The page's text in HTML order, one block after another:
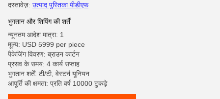
दस्तावेज़: उत्पाद पुस्तिका पीडीएफ
भुगतान और शिपिंग की शर्तें
न्यूनतम आदेश मात्रा: 1
मूल्य: USD 5999 per piece
पैकेजिंग विवरण: ब्राउन कार्टन
प्रसव के समय: 4 कार्य सप्ताह
भुगतान शर्तें: टी/टी, वेस्टर्न यूनियन
आपूर्ति की क्षमता: प्रति वर्ष 10000 टुकड़े